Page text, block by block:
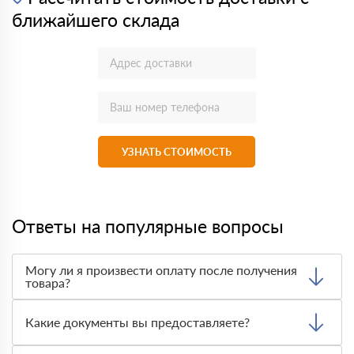
ближайшего склада
УЗНАТЬ СТОИМОСТЬ
Ответы на популярные вопросы
Могу ли я произвести оплату после получения
товара?
Тем не менее, если качество полученных вами товаров
неприемлемо, вы можете отказаться от них.
Какие документы вы предоставляете?